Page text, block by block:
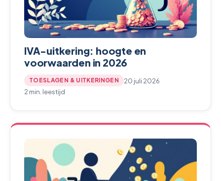
IVA-uitkering: hoogte en
voorwaarden in 2026
TOESLAGEN & UITKERINGEN
20 juli 2026
2 min. leestijd